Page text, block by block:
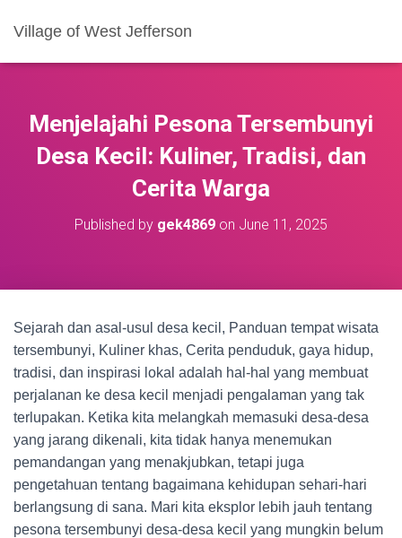
Village of West Jefferson
Menjelajahi Pesona Tersembunyi
Desa Kecil: Kuliner, Tradisi, dan
Cerita Warga
Published by gek4869 on June 11, 2025
Sejarah dan asal-usul desa kecil, Panduan tempat wisata
tersembunyi, Kuliner khas, Cerita penduduk, gaya hidup,
tradisi, dan inspirasi lokal adalah hal-hal yang membuat
perjalanan ke desa kecil menjadi pengalaman yang tak
terlupakan. Ketika kita melangkah memasuki desa-desa
yang jarang dikenali, kita tidak hanya menemukan
pemandangan yang menakjubkan, tetapi juga
pengetahuan tentang bagaimana kehidupan sehari-hari
berlangsung di sana. Mari kita eksplor lebih jauh tentang
pesona tersembunyi desa-desa kecil yang mungkin belum